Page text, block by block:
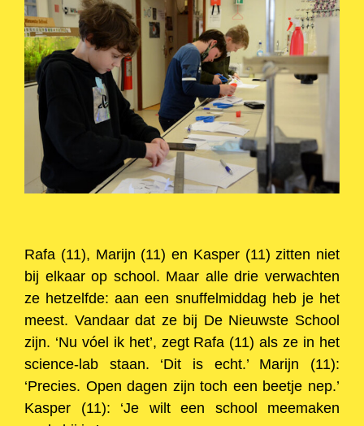
Rafa (11), Marijn (11) en Kasper (11) zitten niet
bij elkaar op school. Maar alle drie verwachten
ze hetzelfde: aan een snuffelmiddag heb je het
meest. Vandaar dat ze bij De Nieuwste School
zijn. ‘Nu vóel ik het’, zegt Rafa (11) als ze in het
science-lab staan. ‘Dit is echt.’ Marijn (11):
‘Precies. Open dagen zijn toch een beetje nep.’
Kasper (11): ‘Je wilt een school meemaken